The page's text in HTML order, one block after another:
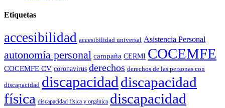
Etiquetas
accesibilidad accesibilidad universal Asistencia Personal
autonomía personal campaña CERMI COCEMFE
COCEMFE CV coronavirus derechos derechos de las personas con
discapacidad discapacidad discapacidad
física discapacidad física y orgánica discapacidad